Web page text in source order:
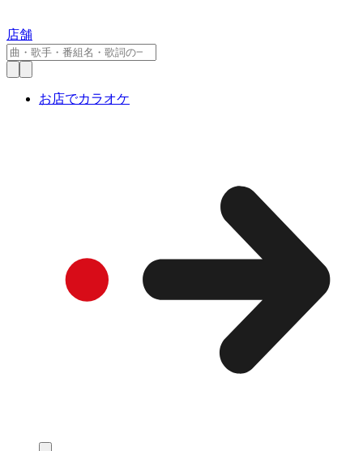
店舗
お店でカラオケ